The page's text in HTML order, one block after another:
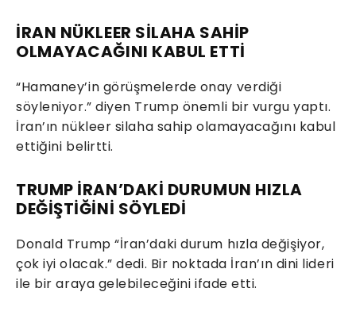
İRAN NÜKLEER SİLAHA SAHİP
OLMAYACAĞINI KABUL ETTİ
“Hamaney’in görüşmelerde onay verdiği
söyleniyor.” diyen Trump önemli bir vurgu yaptı.
İran’ın nükleer silaha sahip olamayacağını kabul
ettiğini belirtti.
TRUMP İRAN’DAKİ DURUMUN HIZLA
DEĞİŞTİĞİNİ SÖYLEDİ
Donald Trump “İran’daki durum hızla değişiyor,
çok iyi olacak.” dedi. Bir noktada İran’ın dini lideri
ile bir araya gelebileceğini ifade etti.